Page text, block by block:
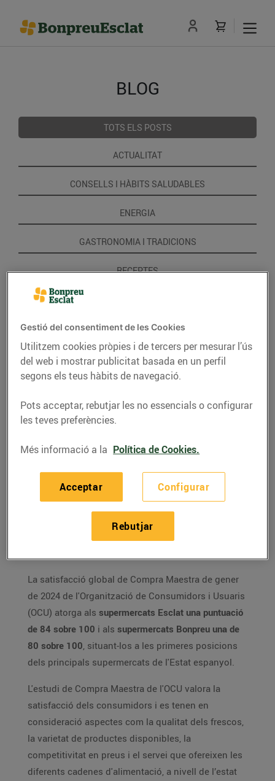
BLOG
TOTS ELS POSTS
ACTUALITAT
CONSELLS I HÀBITS SALUDABLES
ENERGIA
GASTRONOMIA I TRADICIONS
RECEPTES
ACTUALITAT
Tornem a ser els
millors supermercats
de l'any
22/de gener/2024
La satisfacció global de Compra Maestra de gener
de 2024 de l'Organització de Consumidors i Usuaris
(OCU) atorga als supermercats Esclat una puntuació
de 84 sobre 100 i als supermercats Bonpreu una de
80 sobre 100, situant-los a les primeres posicions
dels principals supermercats de l'Estat espanyol.
L'estudi de Compra Maestra de l'OCU valora la
satisfacció dels consumidors i es tenen en
consideració aspectes com la qualitat dels frescos,
la varietat de productes disponibles, la
competitivitat en preus i el servei que ofereixen les
diferents cadenes d'alimentació, a nivell de l’estat
Gestió del consentiment de les Cookies
Utilitzem cookies pròpies i de tercers per mesurar l’ús
del web i mostrar publicitat basada en un perfil
segons els teus hàbits de navegació.
Pots acceptar, rebutjar les no essencials o configurar
les teves preferències.
Més informació a la Política de Cookies.
Configurar
Rebutjar
Acceptar